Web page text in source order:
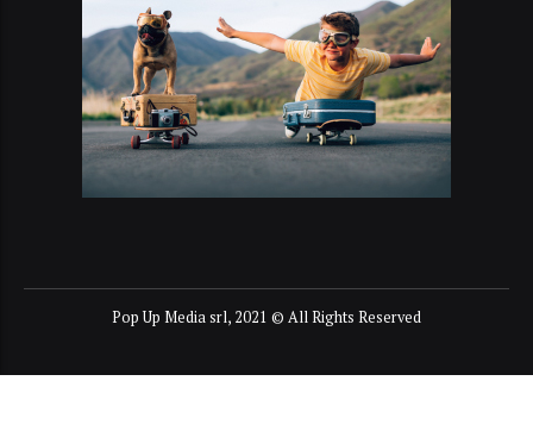
Pop Up Media srl, 2021 © All Rights Reserved